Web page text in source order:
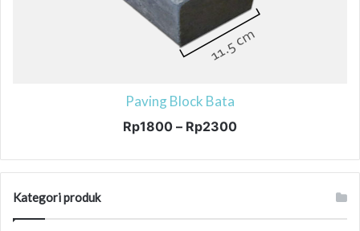
Paving Block Bata
Rp1800 – Rp2300Rentang
Rp1800
hingga
varian.
Kategori produk